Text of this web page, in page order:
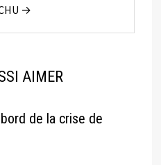
→
AIMER
de la crise de